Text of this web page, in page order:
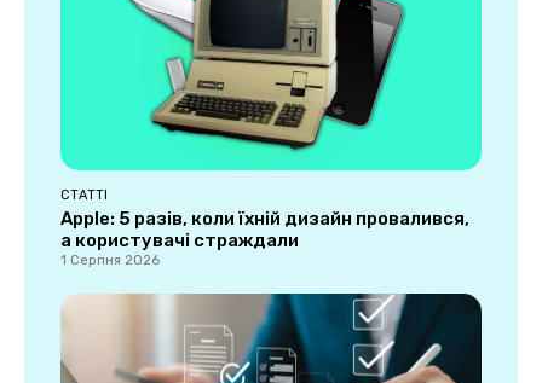
СТАТТІ
Apple: 5 разів, коли їхній дизайн провалився,
а користувачі страждали
1 Серпня 2026